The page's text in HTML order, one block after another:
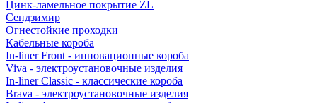
Цинк-ламельное покрытие ZL
Сендзимир
Огнестойкие проходки
Кабельные короба
In-liner Front - инновационные короба
Viva - электроустановочные изделия
In-liner Classic - классические короба
Brava - электроустановочные изделия